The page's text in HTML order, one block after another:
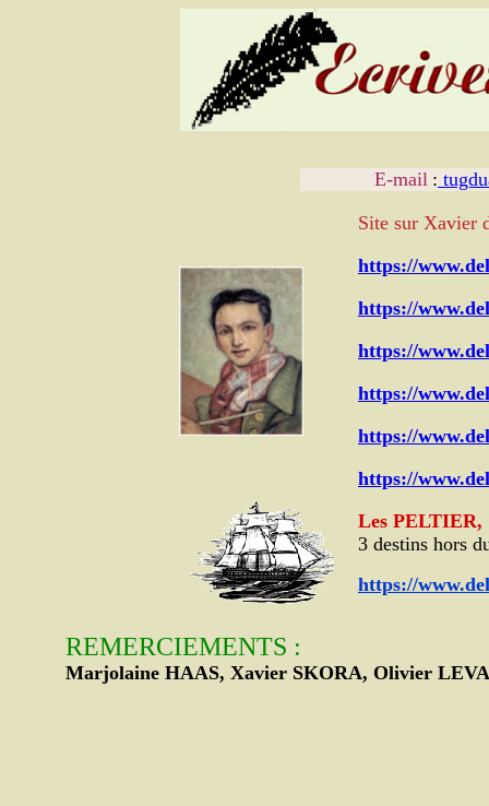
E-mail :
Site sur Xavier
https://
https://
https://
https://
https://
https://
Les PELTIER,
3 destins hors
https://
REMERCIEMENTS :
Marjolaine HAAS, Xavier SKORA, Olivier